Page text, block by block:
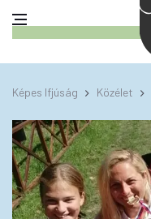
Képes Ifjúság Közélet